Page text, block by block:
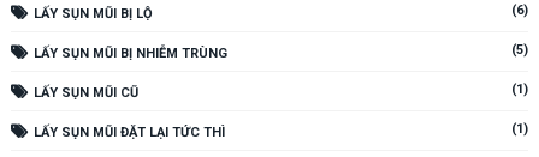
LẤY SỤN MŨI BỊ LỘ (6)
LẤY SỤN MŨI BỊ NHIỄM TRÙNG (5)
LẤY SỤN MŨI CŨ (1)
LẤY SỤN MŨI ĐẶT LẠI TỨC THÌ (1)